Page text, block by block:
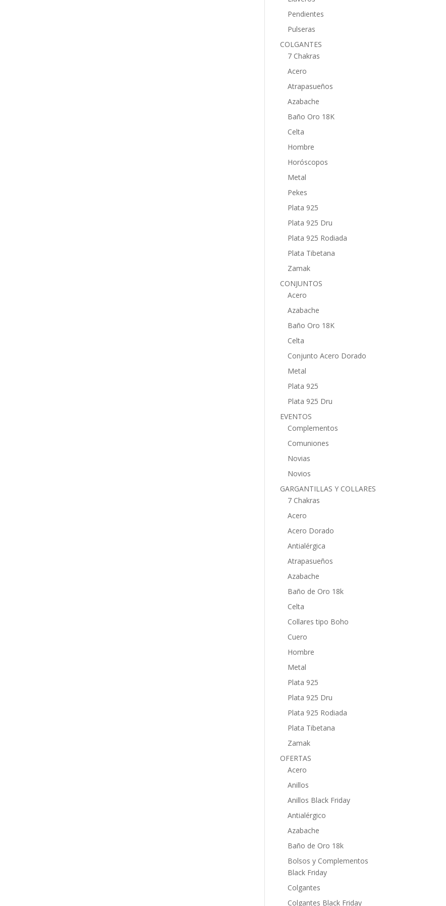
Pendientes
Pulseras
COLGANTES
7 Chakras
Acero
Atrapasueños
Azabache
Baño Oro 18K
Celta
Hombre
Horóscopos
Metal
Pekes
Plata 925
Plata 925 Dru
Plata 925 Rodiada
Plata Tibetana
Zamak
CONJUNTOS
Acero
Azabache
Baño Oro 18K
Celta
Conjunto Acero Dorado
Metal
Plata 925
Plata 925 Dru
EVENTOS
Complementos
Comuniones
Novias
Novios
GARGANTILLAS Y COLLARES
7 Chakras
Acero
Acero Dorado
Antialérgica
Atrapasueños
Azabache
Baño de Oro 18k
Celta
Collares tipo Boho
Cuero
Hombre
Metal
Plata 925
Plata 925 Dru
Plata 925 Rodiada
Plata Tibetana
Zamak
OFERTAS
Acero
Anillos
Anillos Black Friday
Antialérgico
Azabache
Baño de Oro 18k
Bolsos y Complementos
Black Friday
Colgantes
Colgantes Black Friday